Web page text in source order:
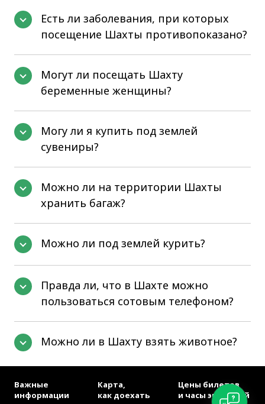
Важные
информации
Карта,
как доехать
Цены билетов
и часы экскурсий
Есть ли заболевания, при которых
посещение Шахты противопоказано?
Могут ли посещать Шахту
беременные женщины?
Могу ли я купить под землей
сувениры?
Можно ли на территории Шахты
хранить багаж?
Можно ли под землей курить?
Правда ли, что в Шахте можно
пользоваться сотовым телефоном?
Можно ли в Шахту взять животное?